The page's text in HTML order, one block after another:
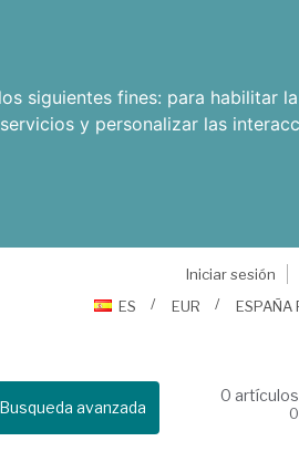
siguientes fines: para habilitar
y personalizar las
Iniciar sesión
ES
EUR ESPAÑA
Busqueda avanzada
0 artículos
0